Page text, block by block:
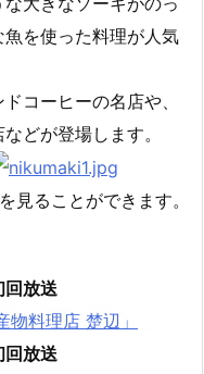
を使った料理が人気
コーヒーの名店や、
どが登場します。
見ることができます。
回放送
物料理店 楚辺」
回放送